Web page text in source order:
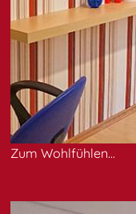
Zum Wohlfühlen...